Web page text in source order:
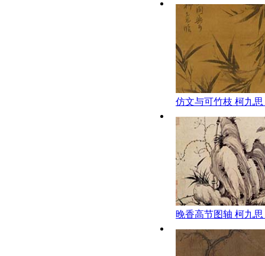
仿文与可竹枝 柯九
晚香高节图轴 柯九